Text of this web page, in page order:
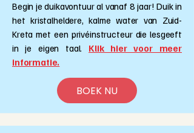
Begin je duikavontuur al vanaf 8 jaar! Duik in
het kristalheldere, kalme water van Zuid-
Kreta met een privéinstructeur die lesgeeft
in je eigen taal. Klik hier voor meer
informatie.
BOEK NU